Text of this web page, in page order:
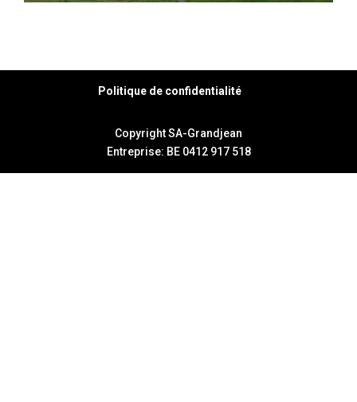
Politique de confidentialité
Copyright SA-Grandjean
Entreprise: BE 0412 917 518